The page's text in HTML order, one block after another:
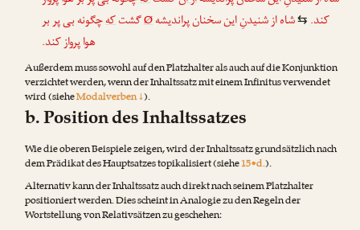
کند. ⇆ شاه از شنیدنِ این سخنان پراندیشهØگشتکهچگونه بی پر بر
هوا پرواز کند.
Außerdem muss sowohl auf den Platzhalter als auch auf die Konjunktion
verzichtet werden, wenn der Inhaltssatz mit einem Infinitus verwendet
wird (sieheModalverben ↓).
b. Position des Inhaltssatzes
Wie die oberen Beispiele zeigen, wird der Inhaltssatz grundsätzlich nach
dem Prädikat des Hauptsatzes topikalisiert (siehe15•d.).
Alternativ kann der Inhaltssatz auch direkt nach seinem Platzhalter
positioniert werden. Dies scheint in Analogie zu den Regeln der
Wortstellung von Relativsätzen zu geschehen: